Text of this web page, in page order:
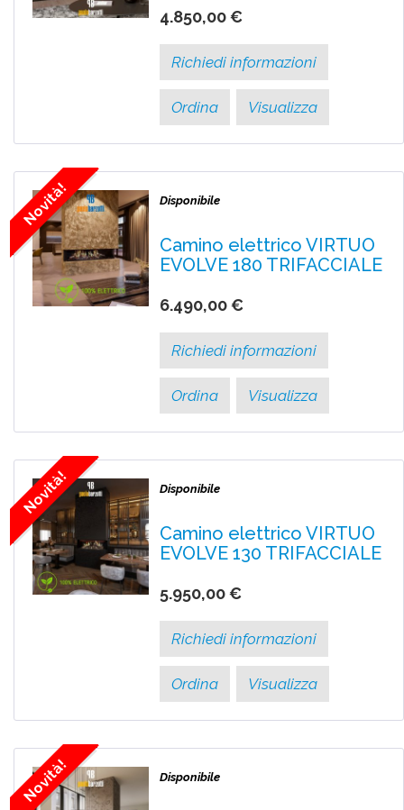
4.850,00 €
Richiedi informazioni
Ordina Visualizza
Novità! Disponibile
Camino elettrico VIRTUO
EVOLVE 180 TRIFACCIALE
6.490,00 €
Richiedi informazioni
Ordina Visualizza
Novità! Disponibile
Camino elettrico VIRTUO
EVOLVE 130 TRIFACCIALE
5.950,00 €
Richiedi informazioni
Ordina Visualizza
Novità! Disponibile